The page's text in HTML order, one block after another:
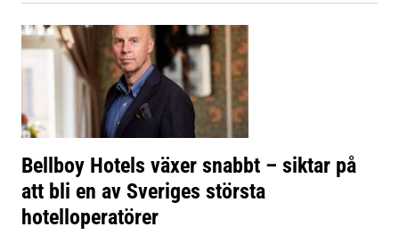
Bellboy Hotels växer snabbt – siktar på
att bli en av Sveriges största
hotelloperatörer